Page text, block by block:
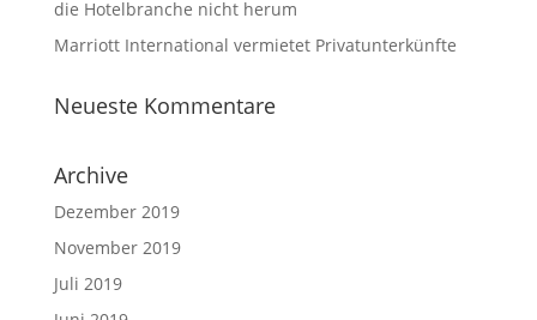
die Hotelbranche nicht herum⁩
Marriott International vermietet Privatunterkünfte
Neueste Kommentare
Archive
Dezember 2019
November 2019
Juli 2019